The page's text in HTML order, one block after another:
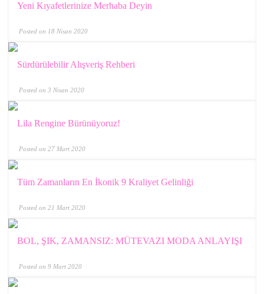
Yeni Kıyafetlerinize Merhaba Deyin
Posted on 18 Nisan 2020
Sürdürülebilir Alışveriş Rehberi
Posted on 3 Nisan 2020
Lila Rengine Bürünüyoruz!
Posted on 27 Mart 2020
Tüm Zamanların En İkonik 9 Kraliyet Gelinliği
Posted on 21 Mart 2020
BOL, ŞIK, ZAMANSIZ: MÜTEVAZI MODA ANLAYIŞI
Posted on 9 Mart 2020